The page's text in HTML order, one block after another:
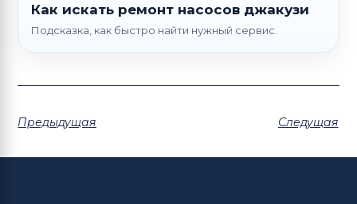
Как искать ремонт насосов джакузи
Подсказка, как быстро найти нужный сервис.
Предыдущая Следущая